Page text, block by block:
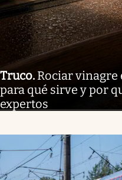
Truco. Rociar vinagre
para qué sirve y por
expertos